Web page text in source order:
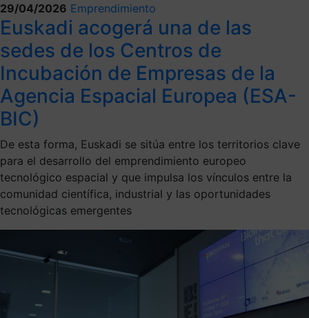
29/04/2026 Emprendimiento
Euskadi acogerá una de las
sedes de los Centros de
Incubación de Empresas de la
Agencia Espacial Europea (ESA-
BIC)
De esta forma, Euskadi se sitúa entre los territorios clave
para el desarrollo del emprendimiento europeo
tecnológico espacial y que impulsa los vínculos entre la
comunidad científica, industrial y las oportunidades
tecnológicas emergentes